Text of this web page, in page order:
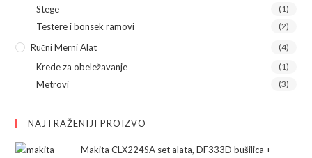
Stege (1)
Testere i bonsek ramovi (2)
Ručni Merni Alat (4)
Krede za obeležavanje (1)
Metrovi (3)
NAJTRAŽENIJI PROIZVO
Makita CLX224SA set alata, DF333D bušilica +